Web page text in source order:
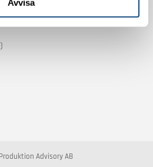
Avvisa
Advisory AB